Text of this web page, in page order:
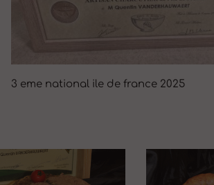
3 eme national ile de france 2025